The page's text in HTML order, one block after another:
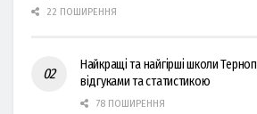
22 ПОШИРЕННЯ
Найкращі та найгірші школи
відгуками та статистикою
78 ПОШИРЕННЯ